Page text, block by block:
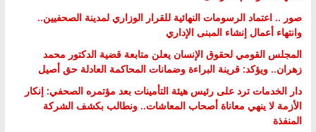
صور .. اعتماد الرسومات النهائية للقرار الوزاري لمدينة الصحفيين..
وانتهاء أعمال إنشاء المبنى الإداري
المجلس القومي لحقوق الإنسان يعلن متابعة قضية الدكتور محمد
زهران.. ويؤكد: قرينة البراءة وضمانات المحاكمة العادلة حق أصيل
دار الخدمات ترد على رئيس هيئة التأمينات بعد مؤتمره الصحفي: إنكار
الأزمة لا ينهي معاناة أصحاب المعاشات.. ونطالب بكشف الشركة
المنفذة